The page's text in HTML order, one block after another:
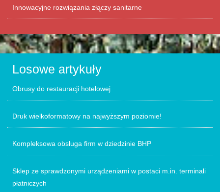
Innowacyjne rozwiązania złączy sanitarne
Losowe artykuły
Obrusy do restauracji hotelowej
Druk wielkoformatowy na najwyższym poziomie!
Kompleksowa obsługa firm w dziedzinie BHP
Sklep ze sprawdzonymi urządzeniami w postaci m.in. terminali
płatniczych